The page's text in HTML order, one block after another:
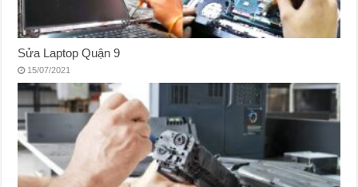
Sửa Laptop Quận 9
15/07/2021